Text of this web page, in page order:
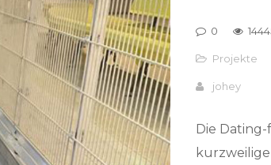
0
Projekte
johey
Die